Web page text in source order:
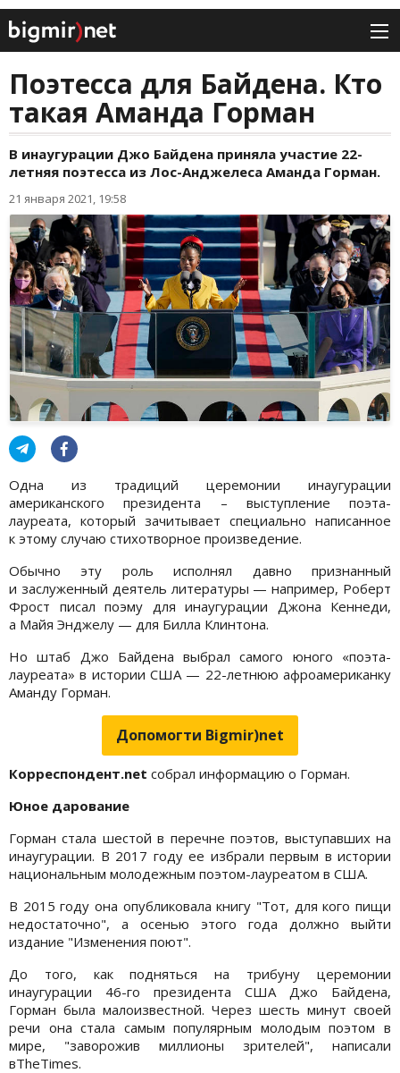
Поэтесса для Байдена. Кто
такая Аманда Горман
В инаугурации Джо Байдена приняла участие 22-
летняя поэтесса из Лос-Анджелеса Аманда Горман.
21 января 2021, 19:58
Одна из традиций церемонии инаугурации
американского президента – выступление поэта-
лауреата, который зачитывает специально написанное
к этому случаю стихотворное произведение.
Обычно эту роль исполнял давно признанный
и заслуженный деятель литературы — например, Роберт
Фрост писал поэму для инаугурации Джона Кеннеди,
а Майя Энджелу — для Билла Клинтона.
Но штаб Джо Байдена выбрал самого юного «поэта-
лауреата» в истории США — 22-летнюю афроамериканку
Аманду Горман.
Допомогти Bigmir)net
Корреспондент.net собрал информацию о Горман.
Юное дарование
Горман стала шестой в перечне поэтов, выступавших на
инаугурации. В 2017 году ее избрали первым в истории
национальным молодежным поэтом-лауреатом в США.
В 2015 году она опубликовала книгу "Тот, для кого пищи
недостаточно", а осенью этого года должно выйти
издание "Изменения поют".
До того, как подняться на трибуну церемонии
инаугурации 46-го президента США Джо Байдена,
Горман была малоизвестной. Через шесть минут своей
речи она стала самым популярным молодым поэтом в
мире, "заворожив миллионы зрителей", написали
вTheTimes.